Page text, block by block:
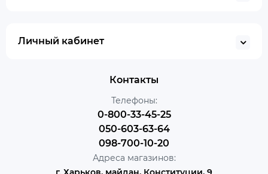
Личный кабинет
Контакты
Телефоны:
0-800-33-45-25
050-603-63-64
098-700-10-20
Адреса магазинов: